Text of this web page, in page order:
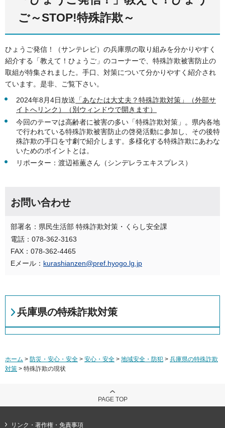
ご～STOP!特殊詐欺～
ひょうご発信！（サンテレビ）の兵庫県の取り組みを分かりやすく
紹介する「教えて！ひょうご」のコーナーで、特殊詐欺被害防止の
取組が特集されました。手口、対策について分かりやすく紹介され
ています。是非、ご覧下さい。
2024年8月4日放送 「あなたは大丈夫？特殊詐欺対策」（外部サ
イトへリンク）（別ウィンドウで開きます）
今回のテーマは高齢者に被害の多い「特殊詐欺対策」。県内各地
で行われている特殊詐欺被害防止の啓発活動に参加し、その後特
殊詐欺の手口を寸劇で紹介します。多様化する特殊詐欺にあわな
いためのポイントとは。
リポーター：渡辺裕薫さん（シンデレラエキスプレス）
お問い合わせ
部署名：県民生活部 特殊詐欺対策・くらし安全課
電話：078-362-3163
FAX：078-362-4465
Eメール： kurashianzen@pref.hyogo.lg.jp
兵庫県の特殊詐欺対策
ホーム > 防災・安心・安全 > 安心・安全 > 地域安全・防犯 > 兵庫県の特殊詐欺
対策 > 特殊詐欺の現状
PAGE TOP
リンク・著作権・免責事項